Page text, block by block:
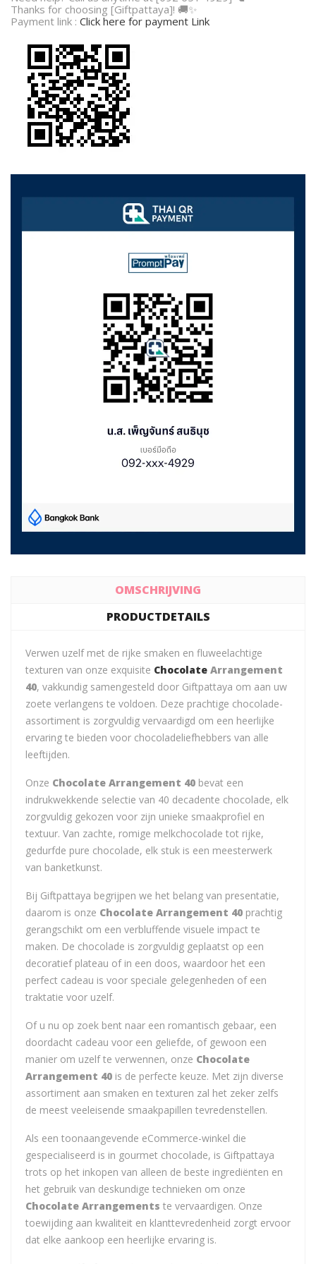
Thanks for choosing [Giftpattaya]! 🚚✨
Payment link : Click here for payment Link
OMSCHRIJVING
PRODUCTDETAILS
Verwen uzelf met de rijke smaken en fluweelachtige
texturen van onze exquisite Chocolate Arrangement
40, vakkundig samengesteld door Giftpattaya om aan uw
zoete verlangens te voldoen. Deze prachtige chocolade-
assortiment is zorgvuldig vervaardigd om een heerlijke
ervaring te bieden voor chocoladeliefhebbers van alle
leeftijden.
Onze Chocolate Arrangement 40 bevat een
indrukwekkende selectie van 40 decadente chocolade, elk
zorgvuldig gekozen voor zijn unieke smaakprofiel en
textuur. Van zachte, romige melkchocolade tot rijke,
gedurfde pure chocolade, elk stuk is een meesterwerk
van banketkunst.
Bij Giftpattaya begrijpen we het belang van presentatie,
daarom is onze Chocolate Arrangement 40 prachtig
gerangschikt om een verbluffende visuele impact te
maken. De chocolade is zorgvuldig geplaatst op een
decoratief plateau of in een doos, waardoor het een
perfect cadeau is voor speciale gelegenheden of een
traktatie voor uzelf.
Of u nu op zoek bent naar een romantisch gebaar, een
doordacht cadeau voor een geliefde, of gewoon een
manier om uzelf te verwennen, onze Chocolate
Arrangement 40 is de perfecte keuze. Met zijn diverse
assortiment aan smaken en texturen zal het zeker zelfs
de meest veeleisende smaakpapillen tevredenstellen.
Als een toonaangevende eCommerce-winkel die
gespecialiseerd is in gourmet chocolade, is Giftpattaya
trots op het inkopen van alleen de beste ingrediënten en
het gebruik van deskundige technieken om onze
Chocolate Arrangements te vervaardigen. Onze
toewijding aan kwaliteit en klanttevredenheid zorgt ervoor
dat elke aankoop een heerlijke ervaring is.